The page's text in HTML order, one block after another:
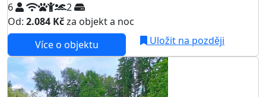
6
2
Od: 2.084 Kčza objekt a noc
Více o objektu
Uložit na později